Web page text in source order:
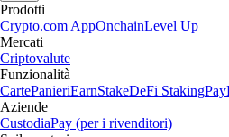
Prodotti
Crypto.com AppOnchainLevel Up
Mercati
Criptovalute
Funzionalità
CartePanieriEarnStakeDeFi StakingPay
Aziende
CustodiaPay (per i rivenditori)